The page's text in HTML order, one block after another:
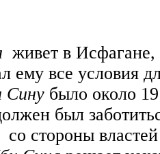
живет в Исфагане,
ему все условия
Сину было около
был
стороны